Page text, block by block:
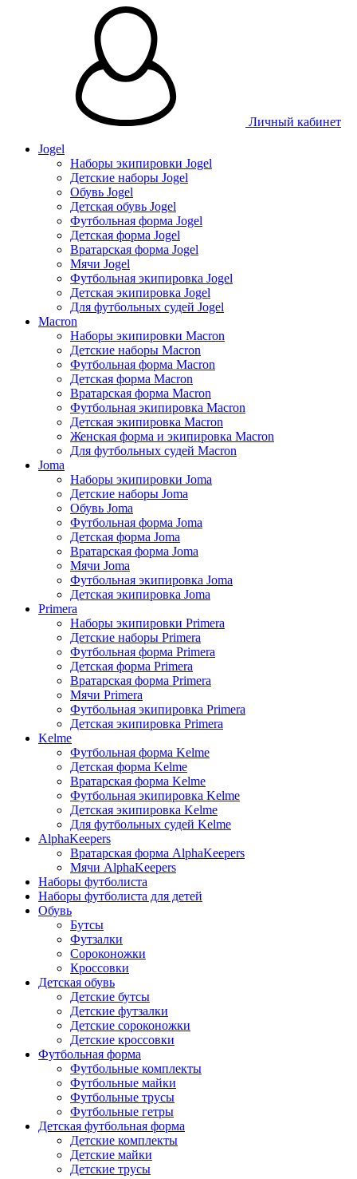
Личный кабинет
Jogel
Наборы экипировки Jogel
Детские наборы Jogel
Обувь Jogel
Детская обувь Jogel
Футбольная форма Jogel
Детская форма Jogel
Вратарская форма Jogel
Мячи Jogel
Футбольная экипировка Jogel
Детская экипировка Jogel
Для футбольных судей Jogel
Macron
Наборы экипировки Macron
Детские наборы Macron
Футбольная форма Macron
Детская форма Macron
Вратарская форма Macron
Футбольная экипировка Macron
Детская экипировка Macron
Женская форма и экипировка Macron
Для футбольных судей Macron
Joma
Наборы экипировки Joma
Детские наборы Joma
Обувь Joma
Футбольная форма Joma
Детская форма Joma
Вратарская форма Joma
Мячи Joma
Футбольная экипировка Joma
Детская экипировка Joma
Primera
Наборы экипировки Primera
Детские наборы Primera
Футбольная форма Primera
Детская форма Primera
Вратарская форма Primera
Мячи Primera
Футбольная экипировка Primera
Детская экипировка Primera
Kelme
Футбольная форма Kelme
Детская форма Kelme
Вратарская форма Kelme
Футбольная экипировка Kelme
Детская экипировка Kelme
Для футбольных судей Kelme
AlphaKeepers
Вратарская форма AlphaKeepers
Мячи AlphaKeepers
Наборы футболиста
Наборы футболиста для детей
Обувь
Бутсы
Футзалки
Сороконожки
Кроссовки
Детская обувь
Детские бутсы
Детские футзалки
Детские сороконожки
Детские кроссовки
Футбольная форма
Футбольные комплекты
Футбольные майки
Футбольные трусы
Футбольные гетры
Детская футбольная форма
Детские комплекты
Детские майки
Детские трусы